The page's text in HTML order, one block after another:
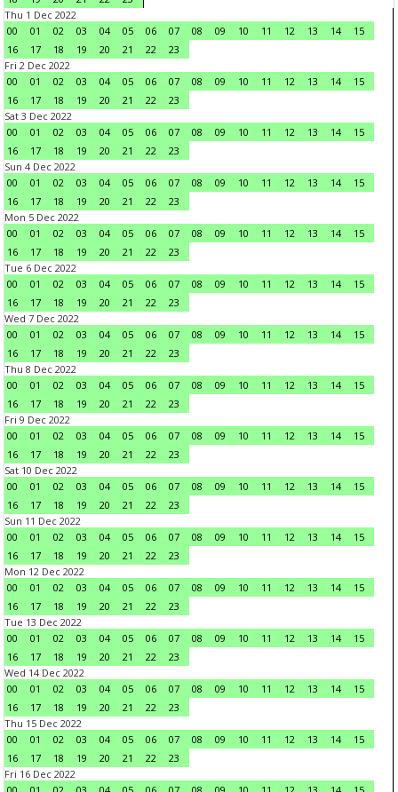
Thu 1 Dec 2022
00
01 02 03 04 05 06 07 08 09 10 11 12 13 14
15
16
17 18 19 20 21 22
23
Fri 2 Dec 2022
00
01 02 03 04 05 06 07 08 09 10 11 12 13 14
15
16
17 18 19 20 21 22
23
Sat 3 Dec 2022
00
01 02 03 04 05 06 07 08 09 10 11 12 13 14
15
16
17 18 19 20 21 22
23
Sun 4 Dec 2022
00
01 02 03 04 05 06 07 08 09 10 11 12 13 14
15
16
17 18 19 20 21 22
23
Mon 5 Dec 2022
00
01 02 03 04 05 06 07 08 09 10 11 12 13 14
15
16
17 18 19 20 21 22
23
Tue 6 Dec 2022
00
01 02 03 04 05 06 07 08 09 10 11 12 13 14
15
16
17 18 19 20 21 22
23
Wed 7 Dec 2022
00
01 02 03 04 05 06 07 08 09 10 11 12 13 14
15
16
17 18 19 20 21 22
23
Thu 8 Dec 2022
00
01 02 03 04 05 06 07 08 09 10 11 12 13 14
15
16
17 18 19 20 21 22
23
Fri 9 Dec 2022
00
01 02 03 04 05 06 07 08 09 10 11 12 13 14
15
16
17 18 19 20 21 22
23
Sat 10 Dec 2022
00
01 02 03 04 05 06 07 08 09 10 11 12 13 14
15
16
17 18 19 20 21 22
23
Sun 11 Dec 2022
00
01 02 03 04 05 06 07 08 09 10 11 12 13 14
15
16
17 18 19 20 21 22
23
Mon 12 Dec 2022
00
01 02 03 04 05 06 07 08 09 10 11 12 13 14
15
16
17 18 19 20 21 22
23
Tue 13 Dec 2022
00
01 02 03 04 05 06 07 08 09 10 11 12 13 14
15
16
17 18 19 20 21 22
23
Wed 14 Dec 2022
00
01 02 03 04 05 06 07 08 09 10 11 12 13 14
15
16
17 18 19 20 21 22
23
Thu 15 Dec 2022
00
01 02 03 04 05 06 07 08 09 10 11 12 13 14
15
16
17 18 19 20 21 22
23
Fri 16 Dec 2022